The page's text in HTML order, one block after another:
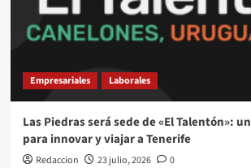
Empresariales Laborales
Las Piedras será sede de «El Talentón»:
para innovar y viajar a Tenerife
Redaccion 23 julio, 2026 0